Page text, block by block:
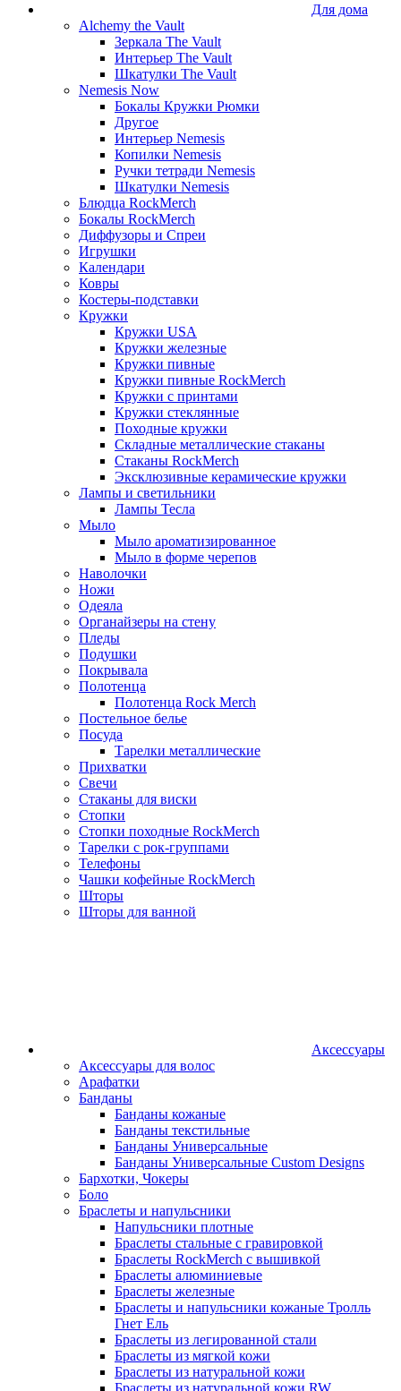
Для дома
Alchemy the Vault
Зеркала The Vault
Интерьер The Vault
Шкатулки The Vault
Nemesis Now
Бокалы Кружки Рюмки
Другое
Интерьер Nemesis
Копилки Nemesis
Ручки тетради Nemesis
Шкатулки Nemesis
Блюдца RockMerch
Бокалы RockMerch
Диффузоры и Спреи
Игрушки
Календари
Ковры
Костеры-подставки
Кружки
Кружки USA
Кружки железные
Кружки пивные
Кружки пивные RockMerch
Кружки с принтами
Кружки стеклянные
Походные кружки
Складные металлические стаканы
Стаканы RockMerch
Эксклюзивные керамические кружки
Лампы и светильники
Лампы Тесла
Мыло
Мыло ароматизированное
Мыло в форме черепов
Наволочки
Ножи
Одеяла
Органайзеры на стену
Пледы
Подушки
Покрывала
Полотенца
Полотенца Rock Merch
Постельное белье
Посуда
Тарелки металлические
Прихватки
Свечи
Стаканы для виски
Стопки
Стопки походные RockMerch
Тарелки с рок-группами
Телефоны
Чашки кофейные RockMerch
Шторы
Шторы для ванной
Аксессуары
Аксессуары для волос
Арафатки
Банданы
Банданы кожаные
Банданы текстильные
Банданы Универсальные
Банданы Универсальные Custom Designs
Бархотки, Чокеры
Боло
Браслеты и напульсники
Напульсники плотные
Браслеты стальные с гравировкой
Браслеты RockMerch с вышивкой
Браслеты алюминиевые
Браслеты железные
Браслеты и напульсники кожаные Тролль
Гнет Ель
Браслеты из легированной стали
Браслеты из мягкой кожи
Браслеты из натуральной кожи
Браслеты из натуральной кожи RW